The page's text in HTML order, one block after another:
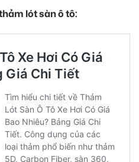
lót sàn ô tô: